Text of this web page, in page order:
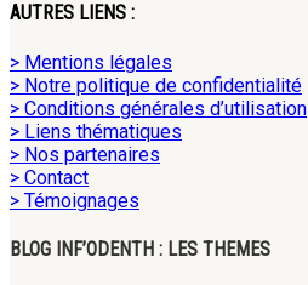
AUTRES LIENS :
> Mentions légales
> Notre politique de confidentialité
> Conditions générales d’utilisation
> Liens thématiques
> Nos partenaires
> Contact
> Témoignages
BLOG INF’ODENTH : LES THEMES